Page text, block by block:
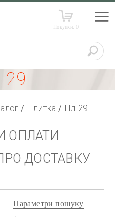
Покупки:0
29
Плитка Пл 29
ОПЛАТИ
ДОСТАВКУ
Параметри пошуку